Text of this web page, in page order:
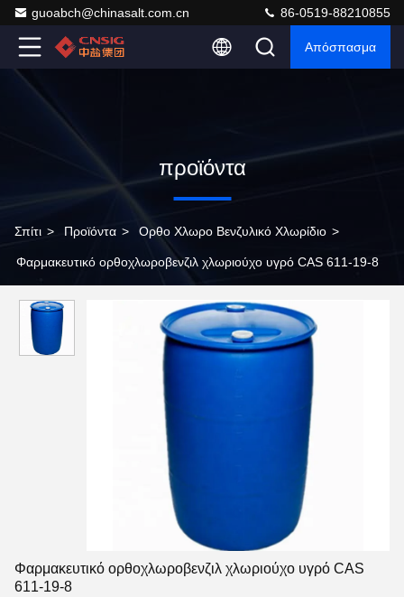
guoabch@chinasalt.com.cn 86-0519-88210855
Απόσπασμα
προϊόντα
Σπίτι > Προϊόντα > Ορθο Χλωρο Βενζυλικό Χλωρίδιο >
Φαρμακευτικό ορθοχλωροβενζιλ χλωριούχο υγρό CAS 611-19-8
Φαρμακευτικό ορθοχλωροβενζιλ χλωριούχο υγρό CAS
611-19-8